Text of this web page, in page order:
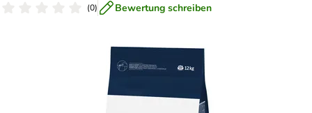
(0) Bewertung schreiben